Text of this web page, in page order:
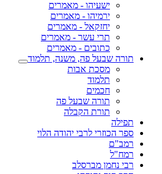
ישעיהו - מאמרים
ירמיהו - מאמרים
יחזקאל - מאמרים
תרי עשר - מאמרים
כתובים - מאמרים
תורה שבעל פה, משנה, תלמוד
מסכת אבות
תלמוד
חכמים
תורה שבעל פה
תורת הקבלה
תפילה
ספר הכוזרי לרבי יהודה הלוי
רמב"ם
רמח"ל
רבי נחמן מברסלב